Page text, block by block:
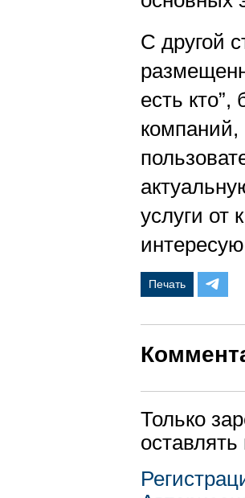
С другой
есть
услуги от
Печать
Только